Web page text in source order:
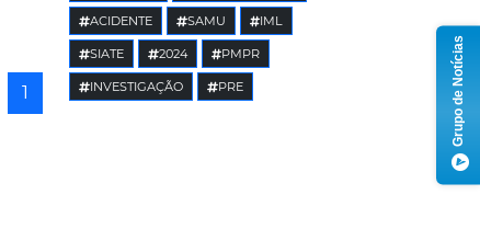
1
ACIDENTE SAMU IML
SIATE 2024 PMPR
INVESTIGAÇÃO PRE Grupo de Notícias